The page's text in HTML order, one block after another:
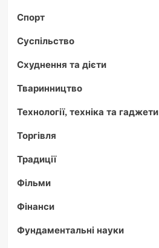
Спорт
Суспільство
Схуднення та дієти
Тваринництво
Технології, техніка та гаджети
Торгівля
Традиції
Фільми
Фінанси
Фундаментальні науки